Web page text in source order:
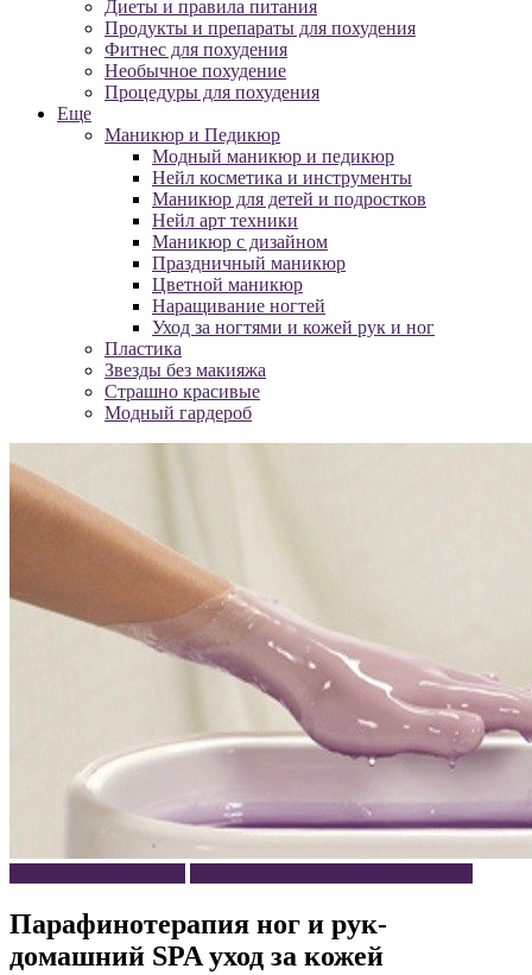
Диеты и правила питания
Продукты и препараты для похудения
Фитнес для похудения
Необычное похудение
Процедуры для похудения
Еще
Маникюр и Педикюр
Модный маникюр и педикюр
Нейл косметика и инструменты
Маникюр для детей и подростков
Нейл арт техники
Маникюр с дизайном
Праздничный маникюр
Цветной маникюр
Наращивание ногтей
Уход за ногтями и кожей рук и ног
Пластика
Звезды без макияжа
Страшно красивые
Модный гардероб
Парафинотерапия ног и рук-
домашний SPA уход за кожей